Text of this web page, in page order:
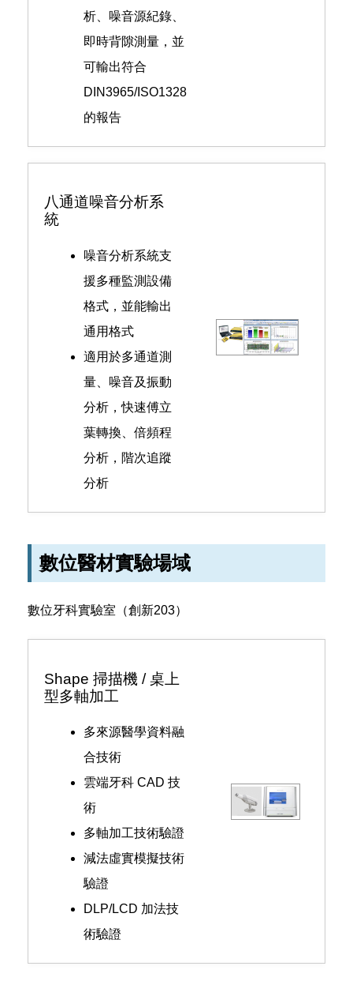
析、噪音源紀錄、
即時背隙測量，並
可輸出符合
DIN3965/ISO1328
的報告
八通道噪音分析系
統
噪音分析系統支
援多種監測設備
格式，並能輸出
通用格式
適用於多通道測
量、噪音及振動
分析，快速傅立
葉轉換、倍頻程
分析，階次追蹤
分析
數位醫材實驗場域
數位牙科實驗室（創新203）
Shape 掃描機 / 桌上
型多軸加工
多來源醫學資料融
合技術
雲端牙科 CAD 技
術
多軸加工技術驗證
減法虛實模擬技術
驗證
DLP/LCD 加法技
術驗證